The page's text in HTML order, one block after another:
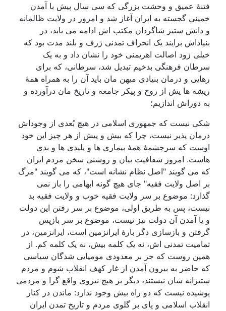
فتنۀ عمیق و وحشت بزرگی که سی سال پیش با آمدن
خمینی گجسته به ایران آغاز شد و امروز در ولایت ظالمانه
و دانش ستیز شاگردان مکتب اش ادامه می یابد، در
بنیاداش برایند یک انحراف تمدنی ژرف و بلند مدت بود که
خیلی زود اصالت اهریمنی خود را نشان داد و به یک
سرطان فرهنگی بدخیم تبدیل شد، سرطانی، که برای
رهایی و درمان بنیادی میهن مان باید آن را به همراه همۀ
ریشه ها یش از روح و پیکر جامعه و تاریخ مان درآورده و
به دوراش اندازیم؛
شکی نیست که جمهوری اسلامی در هیچ بُعدی از وجوداش
درمان پذیر نیست، چرا که بیش و پیش از هر چیز این خود
اوست که سرچشمۀ همۀ بیماری ها و پلیدی ها و بدی
هاست. امروز شفافیت بیان و روشنی سخن مردم ایران
که می گویند "اصل نظام نشانه است"، که می گویند "مرگ
بر اصل ولایت فقیه" جای هیچ گونه ابهامی را باز نمی
گذارد: موضوع بر سر ولایت فقیه خوب و ولایت فقیه بد
نیست، پس به طریق اولی، موضوع بر سر رفتن این دولت
و یا آمدن آن دولت نیز نیست، موضوع بر سر بازپس
گرفتن و بازسازی دگر بارۀ ایرانزمین است، ایرانزمین، در
تمامیت تمدنی اش، نه یک کلمه بیش، نه یک کلمه کم. از
همین روست که جز بر معدودی مومیایی شدگان سیاسی
که حاضر به بیرون آمدن از غار کهف انقلاب شوم و مردم
ستیزانه شان نیستند، دیگر بر هیچ نیروی واقع گرا و مردمی
پوشیده نیست که دو راه بیش وجود ندارد: ماندن در کنار
انقلاب اسلامی و پای بر گلوی مردم و تاریخ تمدن ایران